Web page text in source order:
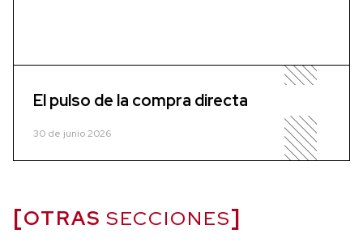
El pulso de la compra directa
30 de junio 2026
OTRAS SECCIONES